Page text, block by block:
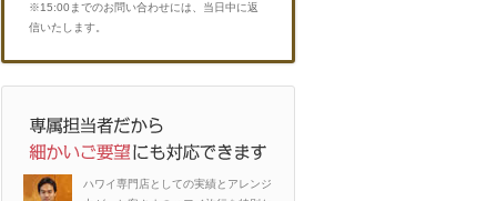
※15:00までのお問い合わせには、当日中に返
信いたします。
ハワイ専門店としての実績とアレンジ